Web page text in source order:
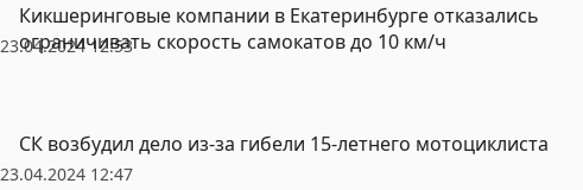
23.04.2024 12:53
Кикшеринговые компании в Екатеринбурге отказались
ограничивать скорость самокатов до 10 км/ч
23.04.2024 12:47
СК возбудил дело из-за гибели 15-летнего мотоциклиста